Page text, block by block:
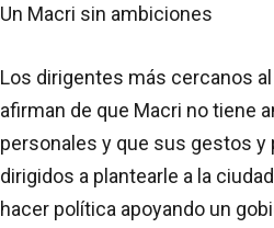
Un Macri sin ambiciones
Los dirigentes más cercanos
afirman de que Macri no tiene
personales y que sus gestos y
dirigidos a plantearle a la
hacer política apoyando un